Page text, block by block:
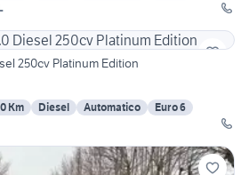
250cv Platinum Edition
Km Diesel Automatico
Euro 6